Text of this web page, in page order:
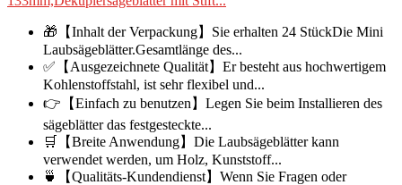
🎁【Inhalt der Verpackung】Sie erhalten 24 StückDie Mini
Laubsägeblätter.Gesamtlänge des...
✅【Ausgezeichnete Qualität】Er besteht aus hochwertigem
Kohlenstoffstahl, ist sehr flexibel und...
👉【Einfach zu benutzen】Legen Sie beim Installieren des
sägeblätter das festgesteckte...
🛒【Breite Anwendung】Die Laubsägeblätter kann
verwendet werden, um Holz, Kunststoff...
🍵【Qualitäts-Kundendienst】Wenn Sie Fragen oder